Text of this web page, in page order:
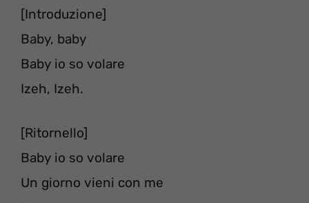
[Introduzione]
Baby, baby
Baby io so volare
Izeh, Izeh.
[Ritornello]
Baby io so volare
Un giorno vieni con me